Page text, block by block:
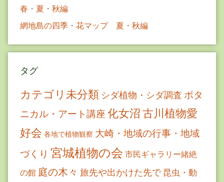
春・夏・秋編
網地島の四季・花マップ 夏・秋編
タグ
カテゴリ未分類 シダ植物・シダ調査 ボタ
ニカル・アート講座 化女沼古川植物愛
好会 各地で植物観察 大崎・地域の行事・地域
づくり 宮城植物の会 市民ギャラリー緒絶
の館 庭の木々 旅先や出かけた先で 昆虫・動